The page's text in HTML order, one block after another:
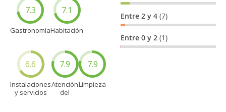
7.3
Gastronomía
7.1
Habitación
6.6
Instalaciones
y servicios
7.9
Atención
del
7.9
Limpieza
Entre 2 y 4(7)
Entre 0 y 2(1)